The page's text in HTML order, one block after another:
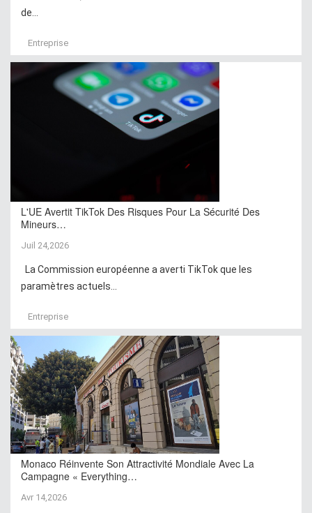
de...
Entreprise
L'UE Avertit TikTok Des Risques Pour La Sécurité Des
Mineurs…
Juil 24,2026
La Commission européenne a averti TikTok que les
paramètres actuels...
Entreprise
Monaco Réinvente Son Attractivité Mondiale Avec La
Campagne « Everything…
Avr 14,2026